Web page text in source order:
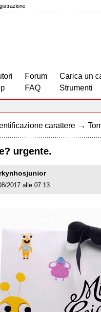
Forum
FAQ
Carica un
Strumenti
carattere →
urgente.
2017 alle 07:13